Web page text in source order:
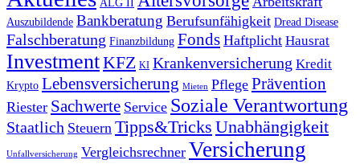
ALG II
Auszubildende Bankberatung Berufsunfähigkeit Dread Disease
Falschberatung Finanzbildung Fonds Haftplicht Hausrat
InvestmentKFZ KI Krankenversicherung Kredit
Krypto Lebensversicherung Mieten Pflege Prävention
Riester Sachwerte Service Soziale Verantwortung
Staatlich Steuern Tipps&Tricks Unabhängigkeit
Unfallversicherung Vergleichsrechner Versicherung